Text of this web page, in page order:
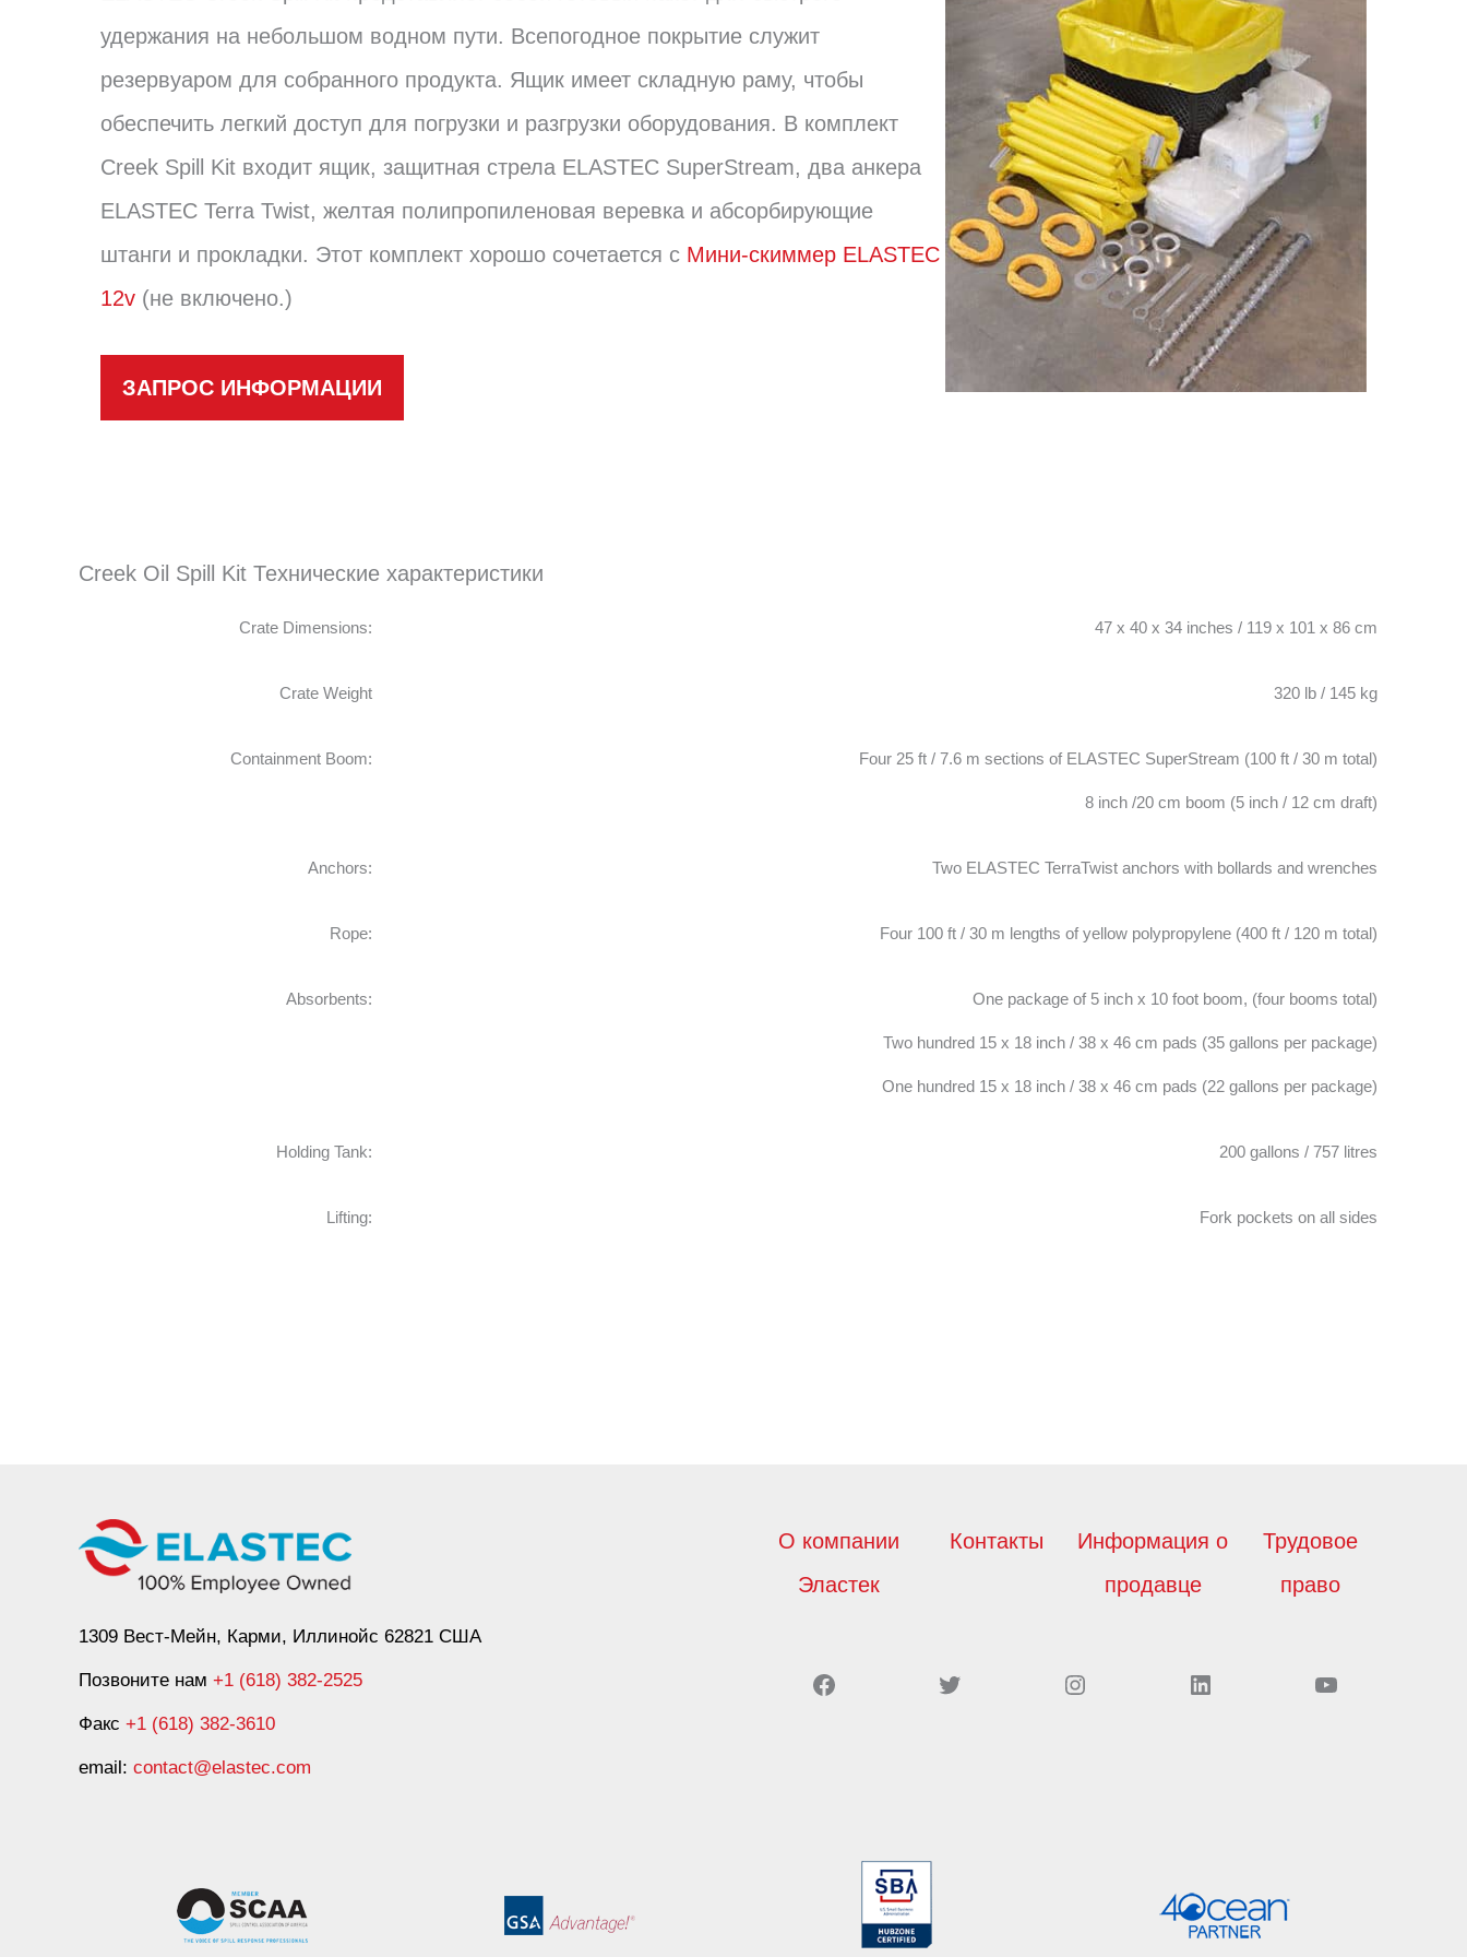
удержания на небольшом водном пути. Всепогодное покрытие служит
резервуаром для собранного продукта. Ящик имеет складную раму, чтобы
обеспечить легкий доступ для погрузки и разгрузки оборудования. В комплект
Creek Spill Kit входит ящик, защитная стрела ELASTEC SuperStream, два анкера
ELASTEC Terra Twist, желтая полипропиленовая веревка и абсорбирующие
штанги и прокладки. Этот комплект хорошо сочетается с Мини-скиммер ELASTEC
12v (не включено.)
ЗАПРОС ИНФОРМАЦИИ
Creek Oil Spill Kit Технические характеристики
Crate Dimensions: 47 x 40 x 34 inches / 119 x 101 x 86 cm
Crate Weight 320 lb / 145 kg
Containment Boom: Four 25 ft / 7.6 m sections of ELASTEC SuperStream (100 ft / 30 m total)
8 inch /20 cm boom (5 inch / 12 cm draft)
Anchors: Two ELASTEC TerraTwist anchors with bollards and wrenches
Rope: Four 100 ft / 30 m lengths of yellow polypropylene (400 ft / 120 m total)
Absorbents: One package of 5 inch x 10 foot boom, (four booms total)
Two hundred 15 x 18 inch / 38 x 46 cm pads (35 gallons per package)
One hundred 15 x 18 inch / 38 x 46 cm pads (22 gallons per package)
Holding Tank: 200 gallons / 757 litres
Lifting: Fork pockets on all sides
1309 Вест-Мейн, Карми, Иллинойс 62821 США
Позвоните нам +1 (618) 382-2525
Факс +1 (618) 382-3610
email: contact@elastec.com
О компании
Эластек
Контакты
Информация о
продавце
Трудовое
право
Facebook Twitter Instagram LinkedIn YouTube